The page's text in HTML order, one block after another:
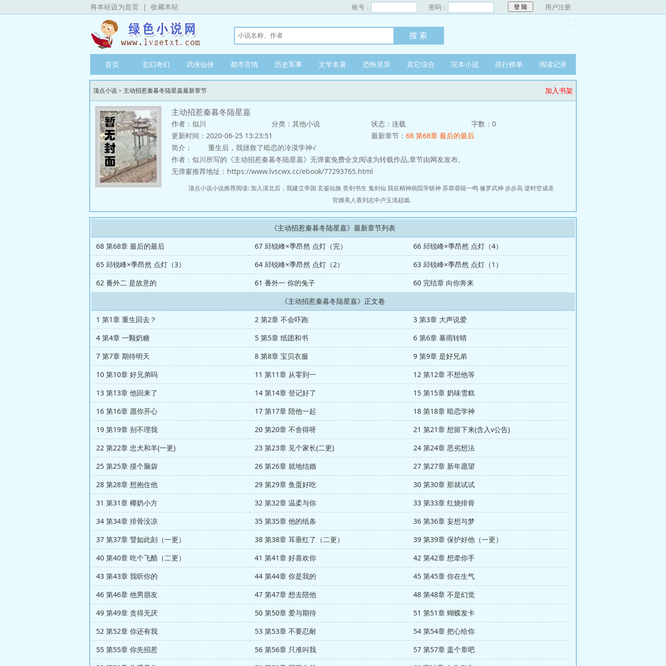
将本站设为首页 | 收藏本站 账号： 密码： 用户注册
首页 玄幻奇幻 武侠仙侠 都市言情 历史军事 文学名著 恐怖灵异 其它综合 完本小说 排行榜单 阅读记录
顶点小说> 主动招惹秦暮冬陆星嘉最新章节 加入书架
主动招惹秦暮冬陆星嘉
作者：似川 分类：其他小说 状态：连载
字数：0
更新时间：2020-06-25 13:23:51
最新章节： 68 第68章 最后的最后
简介：
重生后，我拯救了暗恋的冷漠学神√
作者：似川所写的《主动招惹秦暮冬陆星嘉》无弹窗免费全文阅读为转载作品,章节由网友发布。
无弹窗推荐地址：https://www.lvscwx.cc/ebook/77293765.html
顶点小说小说推荐阅读: 加入漠北后，我建立帝国 玄鉴仙族奕剑书生 鬼剑仙 我在精神病院学斩神苏蓉蓉陆一鸣修罗武神步步高逆时空成圣
官婿美人香刘志中卢玉清赵嫣
《主动招惹秦暮冬陆星嘉》最新章节列表
68 第68章 最后的最后
67 邱锐峰×季昂然 点灯（完）
66 邱锐峰×季昂然 点灯（4）
65 邱锐峰×季昂然 点灯（3）
64 邱锐峰×季昂然 点灯（2）
63 邱锐峰×季昂然 点灯（1）
62 番外二 是故意的
61 番外一 你的兔子
60 完结章 向你奔来
《主动招惹秦暮冬陆星嘉》正文卷
1 第1章 重生回去？
2 第2章 不会吓跑
3 第3章 大声说爱
4 第4章 一颗奶糖
5 第5章 纸团和书
6 第6章 暴雨转晴
7 第7章 期待明天
8 第8章 宝贝衣服
9 第9章 是好兄弟
10 第10章 好兄弟吗
11 第11章 从零到一
12 第12章 不想他等
13 第13章 他回来了
14 第14章 登记好了
15 第15章 奶味雪糕
16 第16章 愿你开心
17 第17章 陪他一起
18 第18章 暗恋学神
19 第19章 别不理我
20 第20章 不舍得呀
21 第21章 想留下来(含入v公告)
22 第22章 忠犬和羊(一更)
23 第23章 见个家长(二更)
24 第24章 恶劣想法
25 第25章 摸个脑袋
26 第26章 就地结婚
27 第27章 新年愿望
28 第28章 想抱住他
29 第29章 鱼蛋好吃
30 第30章 那就试试
31 第31章 椰奶小方
32 第32章 温柔与你
33 第33章 红烧排骨
34 第34章 排骨没凉
35 第35章 他的纸条
36 第36章 妄想与梦
37 第37章 譬如此刻（一更）
38 第38章 耳垂红了（二更）
39 第39章 保护好他（一更）
40 第40章 吃个飞醋（二更）
41 第41章 好喜欢你
42 第42章 想牵你手
43 第43章 我听你的
44 第44章 你是我的
45 第45章 你在生气
46 第46章 他男朋友
47 第47章 想去陪他
48 第48章 不是幻觉
49 第49章 贪得无厌
50 第50章 爱与期待
51 第51章 蝴蝶发卡
52 第52章 你还有我
53 第53章 不要忍耐
54 第54章 把心给你
55 第55章 你先招惹
56 第56章 只准叫我
57 第57章 盖个章吧